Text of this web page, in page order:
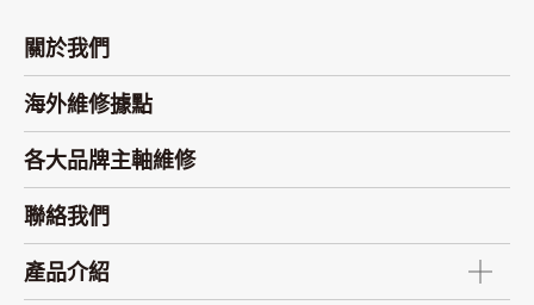
關於我們
海外維修據點
各大品牌主軸維修
聯絡我們
產品介紹